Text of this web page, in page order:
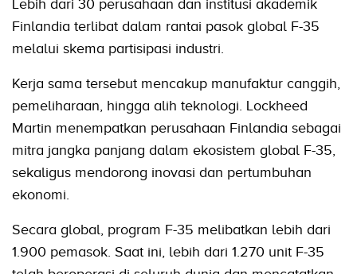
Lebih dari 30 perusahaan dan institusi akademik
Finlandia terlibat dalam rantai pasok global F-35
melalui skema partisipasi industri.
Kerja sama tersebut mencakup manufaktur canggih,
pemeliharaan, hingga alih teknologi. Lockheed
Martin menempatkan perusahaan Finlandia sebagai
mitra jangka panjang dalam ekosistem global F-35,
sekaligus mendorong inovasi dan pertumbuhan
ekonomi.
Secara global, program F-35 melibatkan lebih dari
1.900 pemasok. Saat ini, lebih dari 1.270 unit F-35